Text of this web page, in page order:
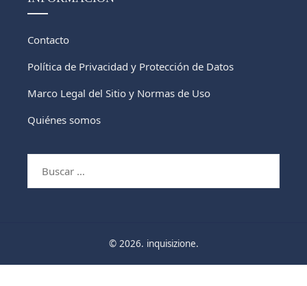
Contacto
Política de Privacidad y Protección de Datos
Marco Legal del Sitio y Normas de Uso
Quiénes somos
© 2026. inquisizione.